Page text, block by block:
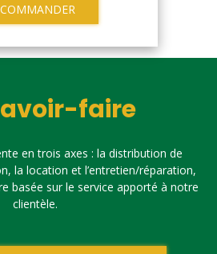
COMMANDER
faire
en trois axes : la distribution de
la location et l’entretien/réparation,
basée sur le service apporté à notre
clientèle.